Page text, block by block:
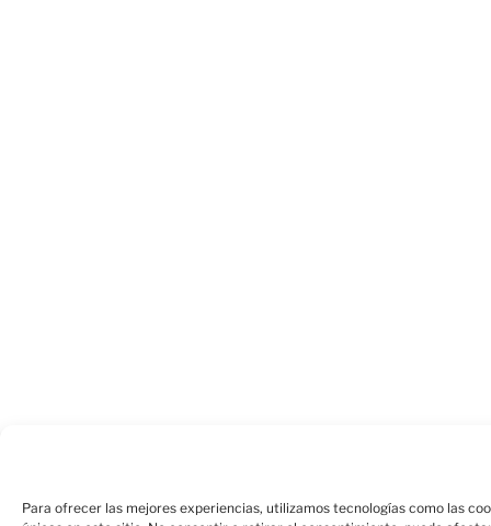
Para ofrecer las mejores experiencias, utilizamos tecnologías como las